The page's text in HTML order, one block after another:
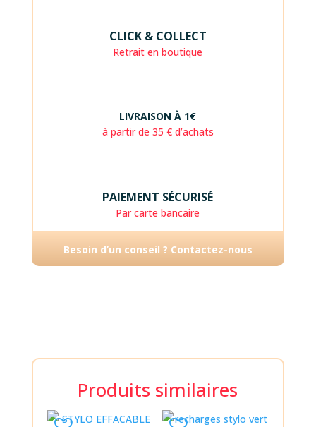
CLICK & COLLECT
Retrait en boutique
LIVRAISON À 1€
à partir de 35 € d’achats
PAIEMENT SÉCURISÉ
Par carte bancaire
Besoin d’un conseil ? Contactez-nous
Produits similaires